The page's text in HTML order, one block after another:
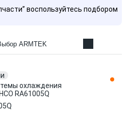
воспользуйтесь подбором
ARMTEK
охлаждения
RA61005Q